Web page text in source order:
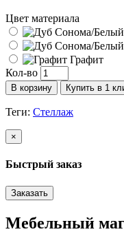
Цвет материала
Графит
Кол-во
В корзину Купить в 1
Теги: Стеллаж
×
Быстрый заказ
Заказать
Мебельный